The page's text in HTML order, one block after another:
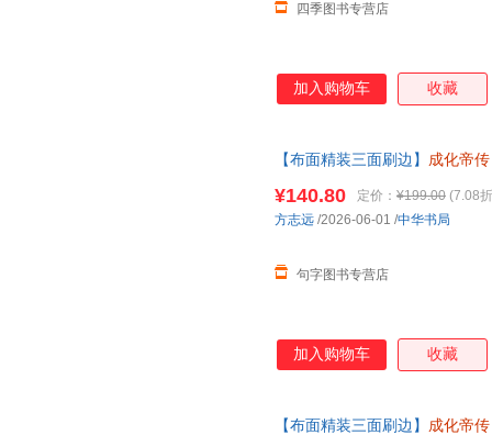
四季图书专营店
加入购物车 收藏
【布面精装三面刷边】 成化帝传
¥140.80 定价： ¥199.00 (7.08
句字图书专营店
方志远 /2026-06-01 /中华书局
加入购物车 收藏
【布面精装三面刷边】 成化帝传